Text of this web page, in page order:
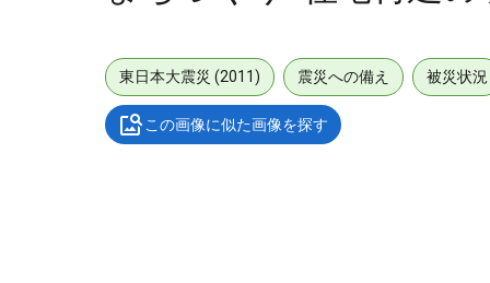
東日本大震災 (2011) 震災への備え 被災状況
この画像に似た画像を探す